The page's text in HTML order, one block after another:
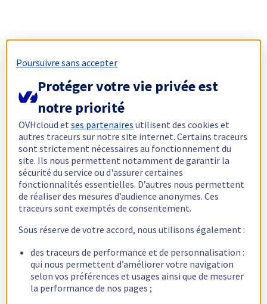
Poursuivre sans accepter
Protéger votre vie privée est
notre priorité
OVHcloud etses partenaires utilisent des cookies et
autres traceurs sur notre site internet. Certains traceurs
sont strictement nécessaires au fonctionnement du
site. Ils nous permettent notamment de garantir la
sécurité du service ou d'assurer certaines
fonctionnalités essentielles. D’autres nous permettent
de réaliser des mesures d’audience anonymes. Ces
traceurs sont exemptés de consentement.
Sous réserve de votre accord, nous utilisons également :
des traceurs de performance et de personnalisation :
qui nous permettent d’améliorer votre navigation
selon vos préférences et usages ainsi que de mesurer
la performance de nos pages ;